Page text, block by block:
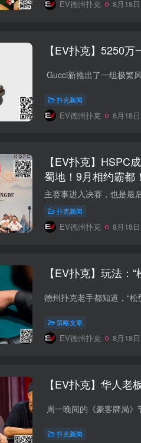
EV德州扑克 8月18
【EV扑克】5250
Gucci新推出了一组极繁
扑克新闻
EV德州扑克 8月18
【EV扑克】HSPC
蜀地！9月相约霸都！
扑克新闻
EV德州扑克 8月18
【EV扑克】玩法：
策略文章
EV德州扑克 8月18
【EV扑克】华人
扑克新闻